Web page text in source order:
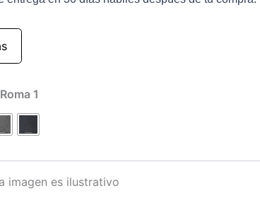
1
imagen es ilustrativo